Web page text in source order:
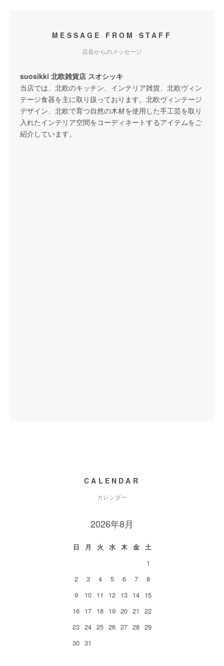
MESSAGE FROM STAFF
店長からのメッセージ
suosikki 北欧雑貨店 スオシッキ
当店では、北欧のキッチン、インテリア雑貨、北欧ヴィン
テージ食器を主に取り扱っております。北欧ヴィンテージ
デザイン、北欧で育つ自然の木材を使用した手工芸を取り
入れたインテリア空間をコーディネートするアイテムをご
紹介しています。
CALENDAR
カレンダー
2026年8月
日 月 火 水 木 金
土
1
2
3 4 5 6 7
8
9
10 11 12 13 14 15
16 17 18 19 20 21
22
23 24 25 26 27 28 29
30 31